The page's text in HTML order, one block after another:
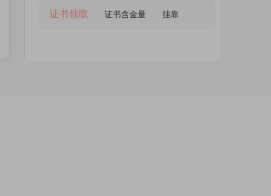
证书领取 证书含金量 挂靠